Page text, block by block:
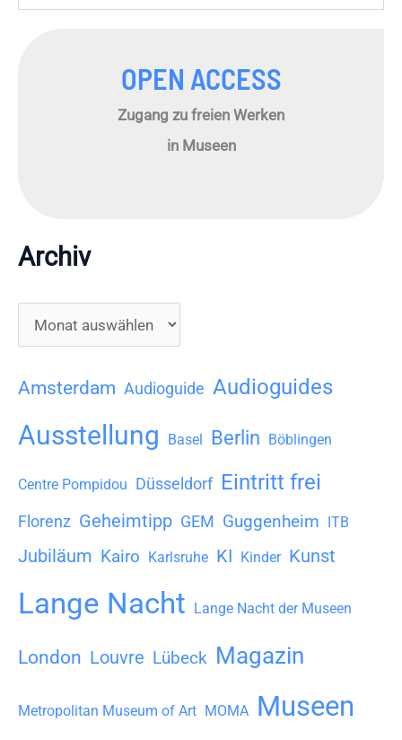
OPEN ACCESS
Zugang zu freien Werken
in Museen
Archiv
r
c
i
Amsterdam Audioguide Audioguides
Ausstellung Basel Berlin Böblingen
Centre Pompidou Düsseldorf Eintritt frei
Florenz Geheimtipp GEM Guggenheim ITB
Jubiläum Kairo Karlsruhe KI Kinder Kunst
Lange Nacht Lange Nacht der Museen
London Louvre Lübeck Magazin
Metropolitan Museum of Art MOMA Museen